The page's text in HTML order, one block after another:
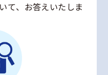
て、お答えいたしま